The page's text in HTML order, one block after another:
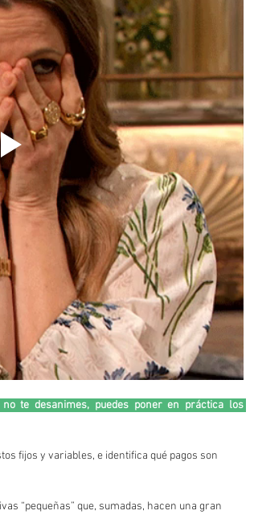
te desanimes, puedes poner en práctica los
fijos y variables, e identifica qué pagos son
“pequeñas” que, sumadas, hacen una gran